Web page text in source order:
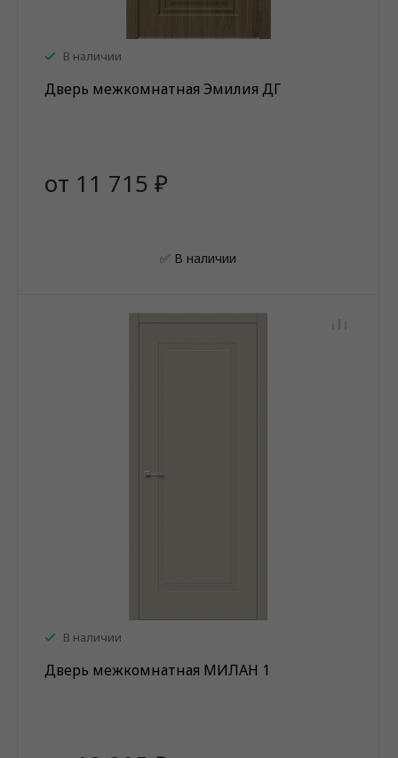
В наличии
Дверь межкомнатная Эмилия ДГ
от 11 715 ₽
✅ В наличии
В наличии
Дверь межкомнатная МИЛАН 1